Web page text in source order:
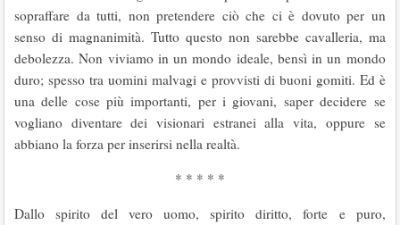
sopraffare da tutti, non pretendere ciò che ci è dovuto per un
senso di magnani­mità. Tutto questo non sarebbe cavalleria, ma
debolezza. Non viviamo in un mondo ideale, bensì in un mondo
duro; spesso tra uomini malvagi e provvisti di buoni gomiti. Ed è
una delle cose più importanti, per i giovani, saper decidere se
vogliano diventare dei visionari estranei alla vita, oppure se
abbiano la forza per inserirsi nella realtà.
* * * * *
Dallo spirito del vero uomo, spirito diritto, forte e puro,